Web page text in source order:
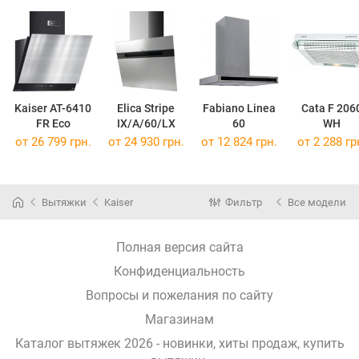
Kaiser AT-6410
FR Eco
Elica Stripe
IX/A/60/LX
Fabiano Linea
60
Cata F
WH
от 26 799 грн. от 24 930 грн. от 12 824 грн. от 2 288
Вытяжки Kaiser Фильтр Все модели
Полная версия сайта
Конфиденциальность
Вопросы и пожелания по сайту
Магазинам
Каталог вытяжек 2026 - новинки, хиты продаж, купить